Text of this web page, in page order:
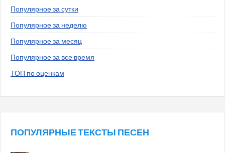
Популярное за сутки
Популярное за неделю
Популярное за месяц
Популярное за все время
ТОП по оценкам
ПОПУЛЯРНЫЕ ТЕКСТЫ ПЕСЕН